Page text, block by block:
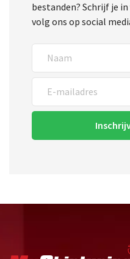
bestanden? Schrijf je
volg ons op social